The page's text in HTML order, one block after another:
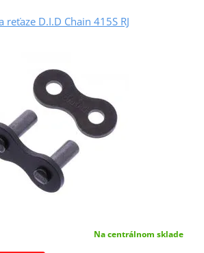
reťaze D.I.D Chain 415S RJ
Na centrálnom sklade